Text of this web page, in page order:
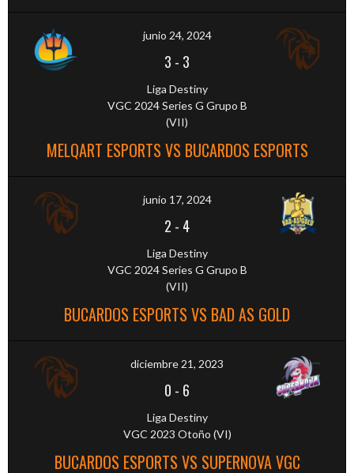
junio 24, 2024
3 - 3
Liga Destiny
VGC 2024 Series G Grupo B
(VII)
MELQART ESPORTS VS BUCARDOS ESPORTS
junio 17, 2024
2 - 4
Liga Destiny
VGC 2024 Series G Grupo B
(VII)
BUCARDOS ESPORTS VS BAD AS GOLD
diciembre 21, 2023
0 - 6
Liga Destiny
VGC 2023 Otoño (VI)
BUCARDOS ESPORTS VS SUPERNOVA VGC